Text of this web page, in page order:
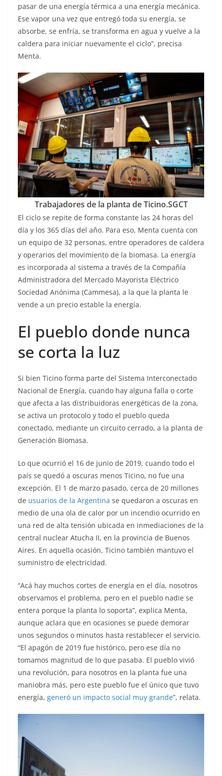
pasar de una energía térmica a una energía mecánica.
Ese vapor una vez que entregó toda su energía, se
absorbe, se enfría, se transforma en agua y vuelve a la
caldera para iniciar nuevamente el ciclo”, precisa
Menta.
Trabajadores de la planta de Ticino.SGCT
El ciclo se repite de forma constante las 24 horas del
día y los 365 días del año. Para eso, Menta cuenta con
un equipo de 32 personas, entre operadores de caldera
y operarios del movimiento de la biomasa. La energía
es incorporada al sistema a través de la Compañía
Administradora del Mercado Mayorista Eléctrico
Sociedad Anónima (Cammesa), a la que la planta le
vende a un precio estable la energía.
El pueblo donde nunca
se corta la luz
Si bien Ticino forma parte del Sistema Interconectado
Nacional de Energía, cuando hay alguna falla o corte
que afecta a las distribuidoras energéticas de la zona,
se activa un protocolo y todo el pueblo queda
conectado, mediante un circuito cerrado, a la planta de
Generación Biomasa.
Lo que ocurrió el 16 de junio de 2019, cuando todo el
país se quedó a oscuras menos Ticino, no fue una
excepción. El 1 de marzo pasado, cerca de 20 millones
de usuarios de la Argentina se quedaron a oscuras en
medio de una ola de calor por un incendio ocurrido en
una red de alta tensión ubicada en inmediaciones de la
central nuclear Atucha II, en la provincia de Buenos
Aires. En aquella ocasión, Ticino también mantuvo el
suministro de electricidad.
“Acá hay muchos cortes de energía en el día, nosotros
observamos el problema, pero en el pueblo nadie se
entera porque la planta lo soporta”, explica Menta,
aunque aclara que en ocasiones se puede demorar
unos segundos o minutos hasta restablecer el servicio.
“El apagón de 2019 fue histórico, pero ese día no
tomamos magnitud de lo que pasaba. El pueblo vivió
una revolución, para nosotros en la planta fue una
maniobra más, pero este pueblo fue el único que tuvo
energía, generó un impacto social muy grande”, relata.